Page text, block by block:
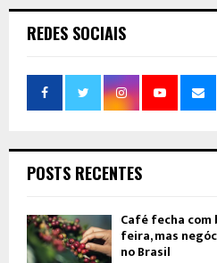
posts
REDES SOCIAIS
POSTS RECENTES
Café fecha com
feira, mas
no Brasil